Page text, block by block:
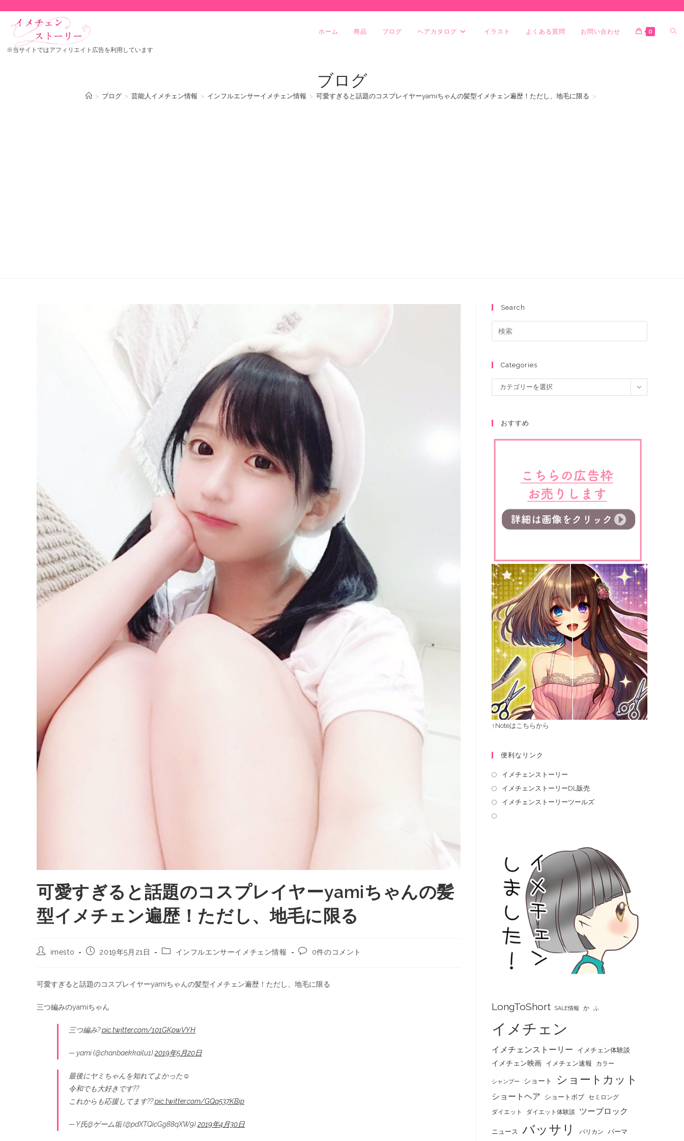
※当サイトではアフィリエイト広告を利用しています
ホーム 商品 ブログ ヘアカタログ イラスト よくある質問 お問い合わせ 0
ブログ
> ブログ > 芸能人イメチェン情報 > インフルエンサーイメチェン情報 > 可愛すぎると話題のコスプレイヤーyamiちゃんの髪型イメチェン遍歴！ただし、地毛に限る >
可愛すぎると話題のコスプレイヤーyamiちゃんの髪
型イメチェン遍歴！ただし、地毛に限る
imesto 2019年5月21日 インフルエンサーイメチェン情報 0件のコメント
可愛すぎると話題のコスプレイヤーyamiちゃんの髪型イメチェン遍歴！ただし、地毛に限る
三つ編みのyamiちゃん
三つ編み?pic.twitter.com/101GKpwVYH
— yami (@chanbaekkailu1)2019年5月20日
最後にヤミちゃんを知れてよかった☺️
令和でも大好きです??
これからも応援してます??pic.twitter.com/GQq537KBip
— Y氏@ゲーム垢 (@pdXTQicGg88qXW9)2019年4月30日
Search
Categories
カテゴリーを選択
おすすめ
↑Noteはこちらから
便利なリンク
イメチェンストーリー
イメチェンストーリーDL販売
イメチェンストーリーツールズ
LongToShort SALE情報 か ふ
イメチェン
イメチェンストーリー イメチェン体験談
イメチェン映画 イメチェン速報 カラー
シャンプー ショート ショートカット
ショートヘア ショートボブ セミロング
ダイエット ダイエット体験談 ツーブロック
ニュース バッサリ バリカン パーマ